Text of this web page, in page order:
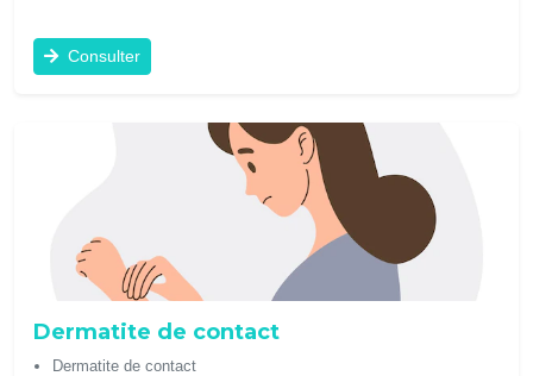
Consulter
Dermatite de contact
Dermatite de contact